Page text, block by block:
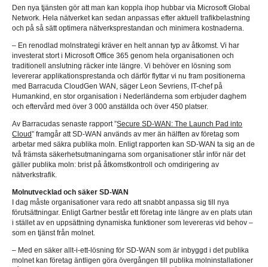
Den nya tjänsten gör att man kan koppla ihop hubbar via Microsoft Global
Network. Hela nätverket kan sedan anpassas efter aktuell trafikbelastning
och på så sätt optimera nätverksprestandan och minimera kostnaderna.
– En renodlad molnstrategi kräver en helt annan typ av åtkomst. Vi har
investerat stort i Microsoft Office 365 genom hela organisationen och
traditionell anslutning räcker inte längre. Vi behöver en lösning som
levererar applikationsprestanda och därför flyttar vi nu fram positionerna
med Barracuda CloudGen WAN, säger Leon Sevriens, IT-chef på
Humankind, en stor organisation i Nederländerna som erbjuder daghem
och eftervård med över 3 000 anställda och över 450 platser.
Av Barracudas senaste rapport ”Secure SD-WAN: The Launch Pad into
Cloud” framgår att SD-WAN används av mer än hälften av företag som
arbetar med säkra publika moln. Enligt rapporten kan SD-WAN ta sig an de
två främsta säkerhetsutmaningarna som organisationer står inför när det
gäller publika moln: brist på åtkomstkontroll och omdirigering av
nätverkstrafik.
Molnutvecklad och säker SD-WAN
I dag måste organisationer vara redo att snabbt anpassa sig till nya
förutsättningar. Enligt Gartner består ett företag inte längre av en plats utan
i stället av en uppsättning dynamiska funktioner som levereras vid behov –
som en tjänst från molnet.
– Med en säker allt-i-ett-lösning för SD-WAN som är inbyggd i det publika
molnet kan företag äntligen göra övergången till publika molninstallationer